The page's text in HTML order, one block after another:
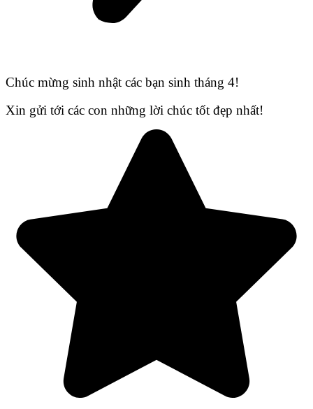
Chúc mừng sinh nhật các bạn sinh tháng 4!
Xin gửi tới các con những lời chúc tốt đẹp nhất!